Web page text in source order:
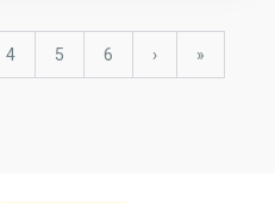
Página
4 Página
5 Página
6
Siguiente
›
última
»